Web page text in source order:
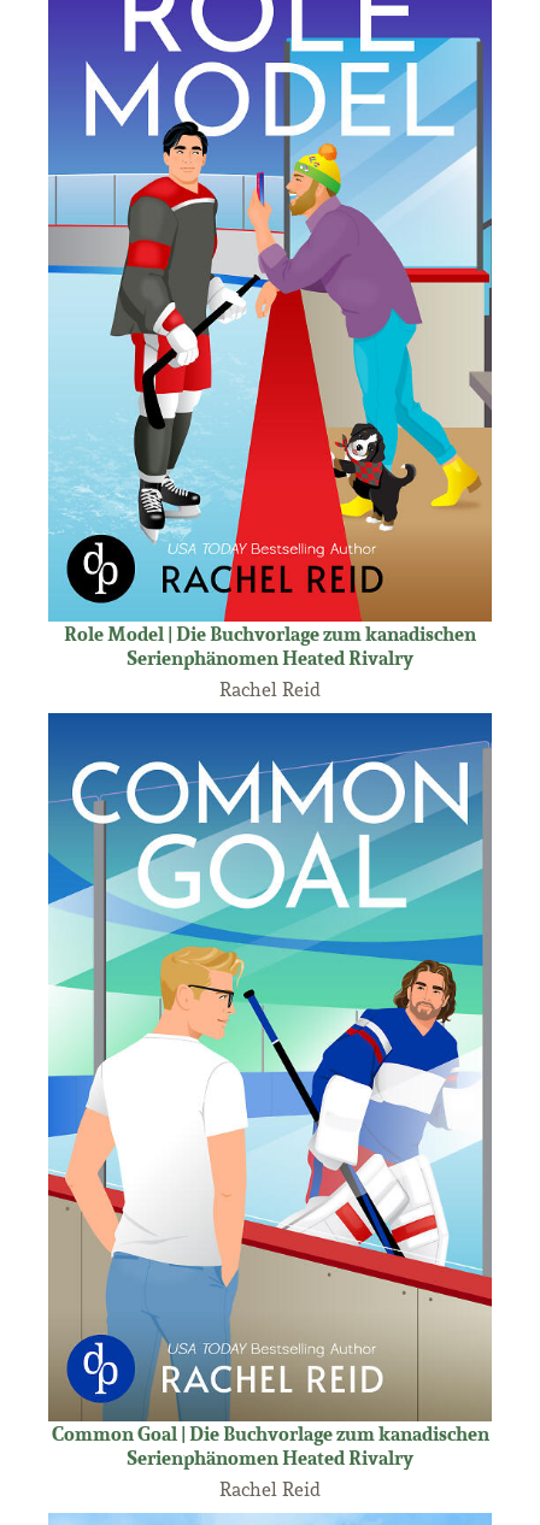
Role Model | Die Buchvorlage zum kanadischen
Serienphänomen Heated Rivalry
Rachel Reid
Common Goal | Die Buchvorlage zum kanadischen
Serienphänomen Heated Rivalry
Rachel Reid